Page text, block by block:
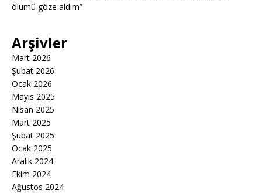
ölümü göze aldım”
Arşivler
Mart 2026
Şubat 2026
Ocak 2026
Mayıs 2025
Nisan 2025
Mart 2025
Şubat 2025
Ocak 2025
Aralık 2024
Ekim 2024
Ağustos 2024